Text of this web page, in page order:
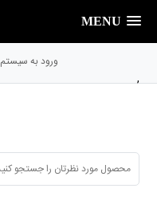
MENU
ورود به سیستم
,